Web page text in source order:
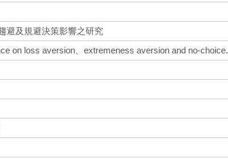
避及規避決策影響之研究
on loss aversion、extremeness aversion and no-choice.